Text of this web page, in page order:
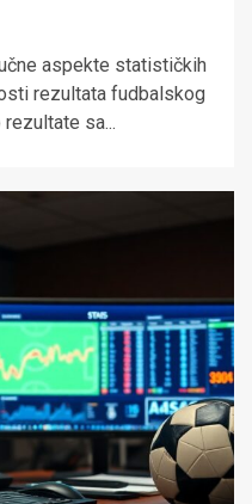
aspekte statističkih
rezultata fudbalskog
sa...